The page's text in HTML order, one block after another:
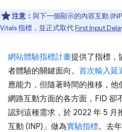
注意： 與下一個顯示的內容互動
Vitals 指標，並正式取代First Input
網站體驗指標計畫提供了指標，
者體驗的關鍵面向。 首次輸入延
應能力，但隨著時間的推移，
網路互動方面的各方面，FID 卻
認到這種需求，於 2022 年 5 月
互動 (INP)」 做為實驗指標。去